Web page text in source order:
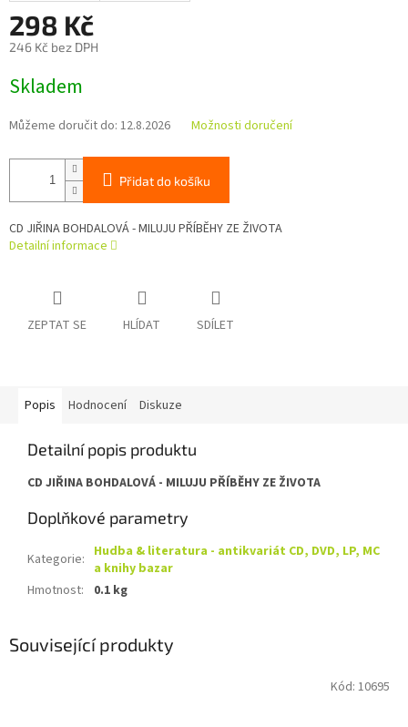
298 Kč
246 Kč bez DPH
cena:
Skladem
Můžeme doručit do: 12.8.2026 Možnosti doručení
Přidat do košíku
CD JIŘINA BOHDALOVÁ - MILUJU PŘÍBĚHY ZE ŽIVOTA
Detailní informace
ZEPTAT SE HLÍDAT SDÍLET
Popis Hodnocení Diskuze
Detailní popis produktu
CD JIŘINA BOHDALOVÁ - MILUJU PŘÍBĚHY ZE ŽIVOTA
Doplňkové parametry
Kategorie: Hudba & literatura - antikvariát CD, DVD, LP, MC
a knihy bazar
Hmotnost: 0.1 kg
Související produkty
Kód: 10695